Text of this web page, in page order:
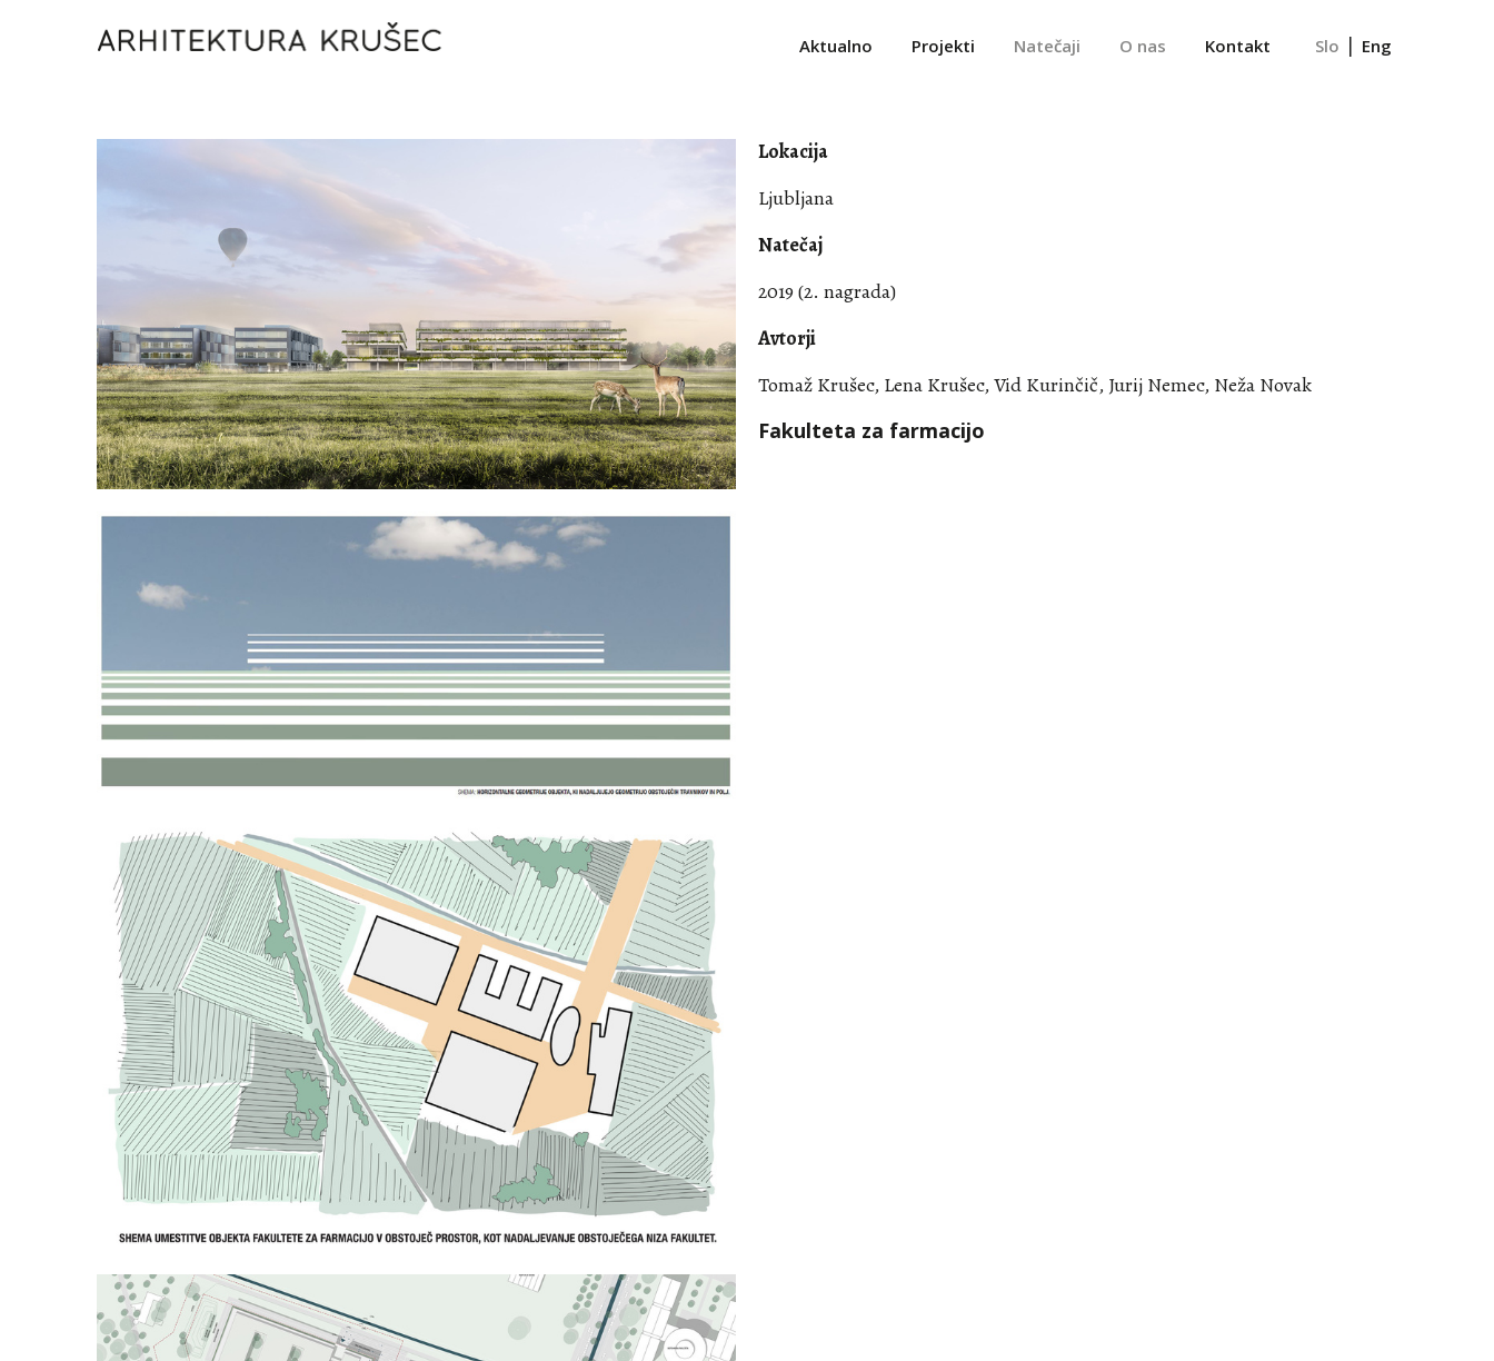
Slo | Eng
Aktualno Projekti Natečaji O nas Kontakt
Lokacija
Ljubljana
Natečaj
2019 (2. nagrada)
Avtorji
Tomaž Krušec, Lena Krušec, Vid Kurinčič, Jurij Nemec, Neža Novak
Fakulteta za farmacijo